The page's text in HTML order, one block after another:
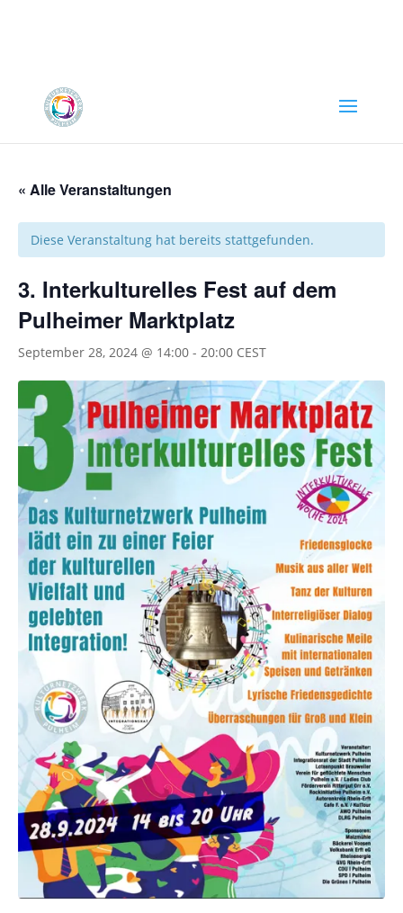
« Alle Veranstaltungen
Diese Veranstaltung hat bereits stattgefunden.
3. Interkulturelles Fest auf dem
Pulheimer Marktplatz
September 28, 2024 @ 14:00 - 20:00 CEST